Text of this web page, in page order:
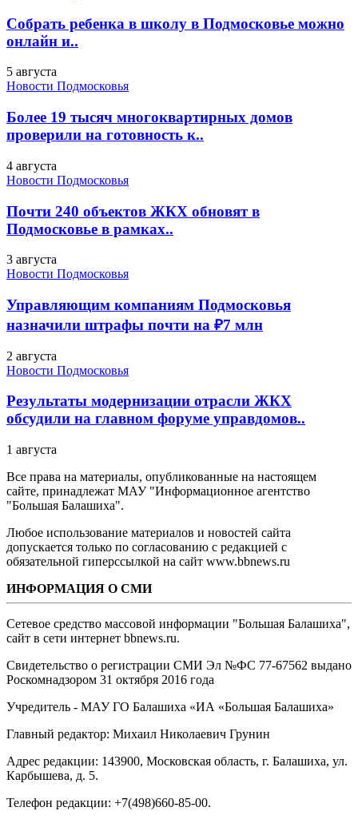
Собрать ребенка в школу в Подмосковье можно
онлайн и..
5 августа
Новости Подмосковья
Более 19 тысяч многоквартирных домов
проверили на готовность к..
4 августа
Новости Подмосковья
Почти 240 объектов ЖКХ обновят в
Подмосковье в рамках..
3 августа
Новости Подмосковья
Управляющим компаниям Подмосковья
назначили штрафы почти на ₽7 млн
2 августа
Новости Подмосковья
Результаты модернизации отрасли ЖКХ
обсудили на главном форуме управдомов..
1 августа
Все права на материалы, опубликованные на настоящем
сайте, принадлежат МАУ "Информационное агентство
"Большая Балашиха".
Любое использование материалов и новостей сайта
допускается только по согласованию с редакцией с
обязательной гиперссылкой на сайт www.bbnews.ru
ИНФОРМАЦИЯ О СМИ
Сетевое средство массовой информации "Большая Балашиха",
сайт в сети интернет bbnews.ru.
Свидетельство о регистрации СМИ Эл №ФС ‎77-67562 выдано
Роскомнадзором 31 октября 2016 года
Учредитель - МАУ ГО Балашиха «ИА «Большая Балашиха»
Главный редактор: Михаил Николаевич Грунин
Адрес редакции: 143900, Московская область, г. Балашиха, ул.
Карбышева, д. 5.
Телефон редакции: +7(498)660-85-00.